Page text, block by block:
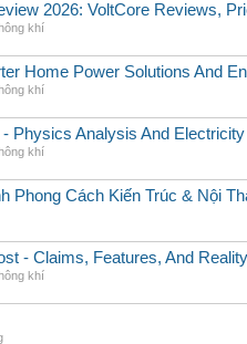
2026: VoltCore Reviews,
khí
Home Power Solutions And
khí
Physics Analysis And
khí
Phong Cách Kiến Trúc & Nội
- Claims, Features, And
khí